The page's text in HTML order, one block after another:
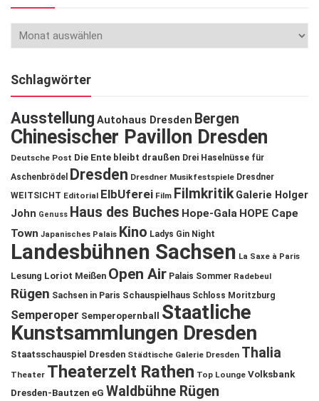
Schlagwörter
Ausstellung Autohaus Dresden Bergen
Chinesischer Pavillon Dresden
Deutsche Post Die Ente bleibt draußen Drei Haselnüsse für
Aschenbrödel
Dresden Dresdner Musikfestspiele Dresdner
WEITSICHT Editorial ElbUferei Film Filmkritik Galerie Holger
John Genuss Haus des Buches Hope-Gala HOPE Cape
Town Japanisches Palais Kino Ladys Gin Night
Landesbühnen Sachsen La Saxe à Paris
Lesung Loriot Meißen Open Air Palais Sommer Radebeul
Rügen Sachsen in Paris Schauspielhaus Schloss Moritzburg
Semperoper Semperopernball
Staatliche
Kunstsammlungen Dresden
Staatsschauspiel Dresden Städtische Galerie Dresden Thalia
Theater Theaterzelt Rathen Top Lounge Volksbank
Dresden-Bautzen eG Waldbühne Rügen